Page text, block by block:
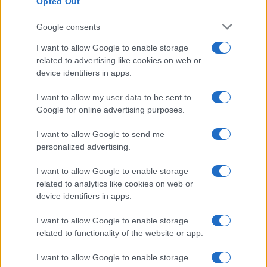
Google consents
I want to allow Google to enable storage
related to advertising like cookies on web or
device identifiers in apps.
I want to allow my user data to be sent to
Google for online advertising purposes.
I want to allow Google to send me
personalized advertising.
I want to allow Google to enable storage
related to analytics like cookies on web or
device identifiers in apps.
I want to allow Google to enable storage
related to functionality of the website or app.
I want to allow Google to enable storage